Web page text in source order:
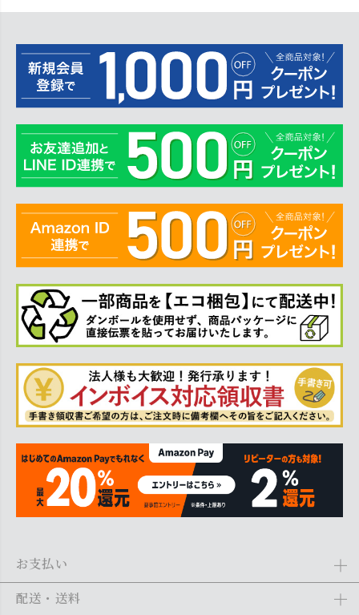
お支払い
Amazon Pay、クレジットカード、代金引換、あと払い(ペイディ)、銀
配送・送料